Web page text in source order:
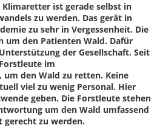
ist gerade selbst in
zu werden. Das gerät in
zu sehr in Vergessenheit. Die
um den Patienten Wald. Dafür
der Gesellschaft. Seit
im
um den Wald zu retten. Keine
viel zu wenig Personal. Hier
geben. Die Forstleute stehen
um den Wald umfassend
gerecht zu werden.